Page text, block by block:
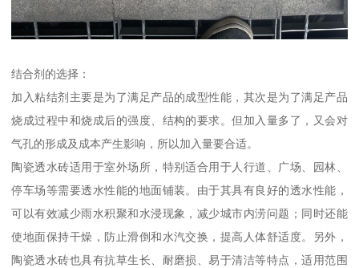
结合剂的选择：
加入粘结剂主要是为了满足产品的成型性能，其次是为了满足产品
烧成过程中和烧成后的强度、结构的要求。但加入量多了，又会对
气孔的形成及成本产生影响，所以加入量要合适。
陶瓷透水砖适用于室外场所，特别适合用于人行道、广场、园林、
停车场等需要透水性能的地面铺装。由于其具有良好的透水性能，
可以有效减少雨水积聚和水浸现象，减少城市内涝问题；同时还能
使地面保持干燥，防止滑倒和水汽交换，提高人体舒适度。另外，
陶瓷透水砖也具有抗草生长、耐磨损、易于清洁等特点，适用范围